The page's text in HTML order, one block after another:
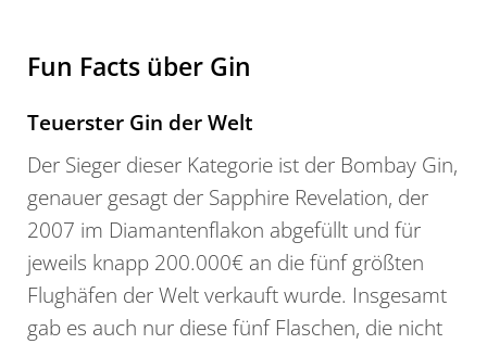
Fun Facts über Gin
Teuerster Gin der Welt
Der Sieger dieser Kategorie ist der Bombay Gin,
genauer gesagt der Sapphire Revelation, der
2007 im Diamantenflakon abgefüllt und für
jeweils knapp 200.000€ an die fünf größten
Flughäfen der Welt verkauft wurde. Insgesamt
gab es auch nur diese fünf Flaschen, die nicht